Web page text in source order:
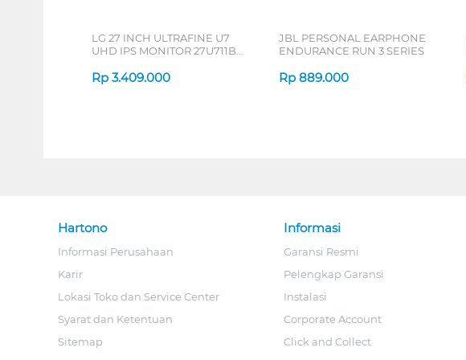
LG 27 INCH ULTRAFINE U7
UHD IPS MONITOR 27U711B-
Rp 3.409.000
JBL PERSONAL EARPHONE
ENDURANCE RUN 3 SERIES
Rp 889.000
Hartono
Informasi Perusahaan
Karir
Lokasi Toko dan Service Center
Syarat dan Ketentuan
Sitemap
Informasi
Garansi Resmi
Pelengkap Garansi
Instalasi
Corporate Account
Click and Collect